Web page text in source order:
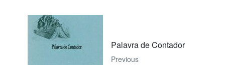
Palavra de Contador
Previous